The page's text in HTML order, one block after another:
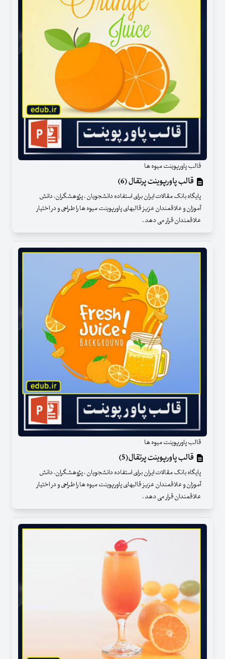
قالب پاورپوینت میوه ها
قالب پاورپوینت پرتقال (6)
پایگاه بانک مقالات ایران برای استفاده دانشجویان ، پژوهشگران، دانش
آموزان و علاقمندان عزیز قالبهای پاورپوینت میوه ها را طراحی و در اختیار
علاقمندان قرار می دهد .
قالب پاورپوینت میوه ها
قالب پاورپوینت پرتقال(5)
پایگاه بانک مقالات ایران برای استفاده دانشجویان ، پژوهشگران، دانش
آموزان و علاقمندان عزیز قالبهای پاورپوینت میوه ها را طراحی و در اختیار
علاقمندان قرار می دهد .